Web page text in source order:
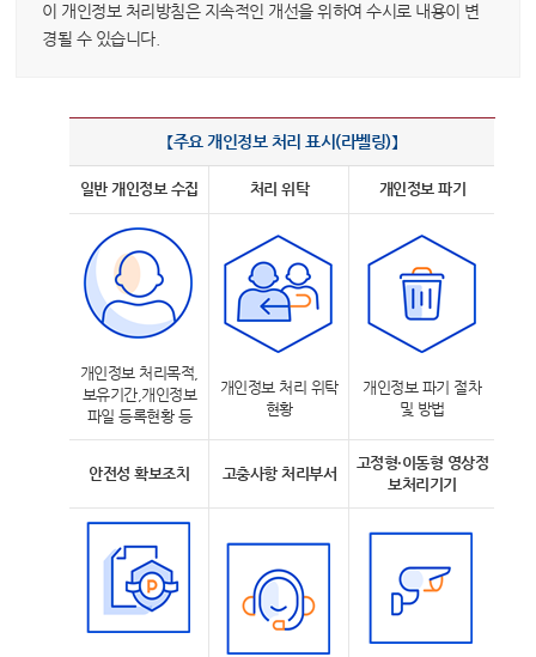
방청신청
이 개인정보 처리방침은 지속적인 개선을 위하여 수시로 내용이 변
경될 수 있습니다.
【주요 개인정보 처리 표시(라벨링)】
일반 개인정보 수집 처리 위탁 개인정보 파기
개인정보 처리목적,
보유기간,개인정보
파일 등록현황 등
개인정보 처리 위탁
현황
개인정보 파기 절차
및 방법
안전성 확보조치 고충사항 처리부서
고정형·이동형 영상정
보처리기기